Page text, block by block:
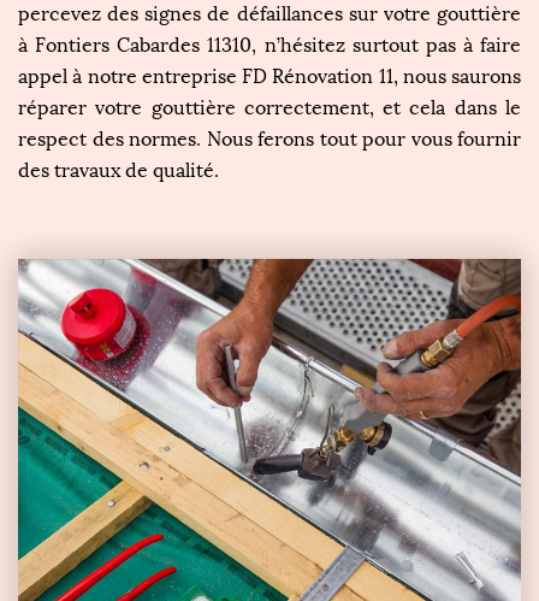
percevez des signes de défaillances sur votre gouttière
à Fontiers Cabardes 11310, n’hésitez surtout pas à faire
appel à notre entreprise FD Rénovation 11, nous saurons
réparer votre gouttière correctement, et cela dans le
respect des normes. Nous ferons tout pour vous fournir
des travaux de qualité.